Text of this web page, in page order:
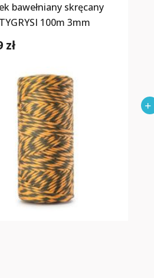
bawełniany skręcany
100m 3mm
zł